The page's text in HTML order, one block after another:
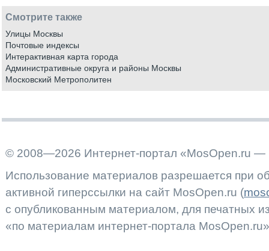
Смотрите также
Улицы Москвы
Почтовые индексы
Интерактивная карта города
Административные округа и районы Москвы
Московский Метрополитен
© 2008—2026 Интернет-портал «MosOpen.ru —
Использование материалов разрешается при
активной гиперссылки на сайт MosOpen.ru (
с опубликованным материалом, для печатных
«по материалам интернет-портала